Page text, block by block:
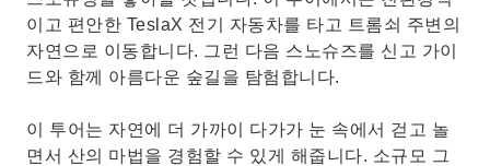
이고 편안한 TeslaX 전기 자동차를 타고 트롬쇠 주변의
자연으로 이동합니다. 그런 다음 스노슈즈를 신고 가이
드와 함께 아름다운 숲길을 탐험합니다.
이 투어는 자연에 더 가까이 다가가 눈 속에서 걷고 놀
면서 산의 마법을 경험할 수 있게 해줍니다. 소규모 그